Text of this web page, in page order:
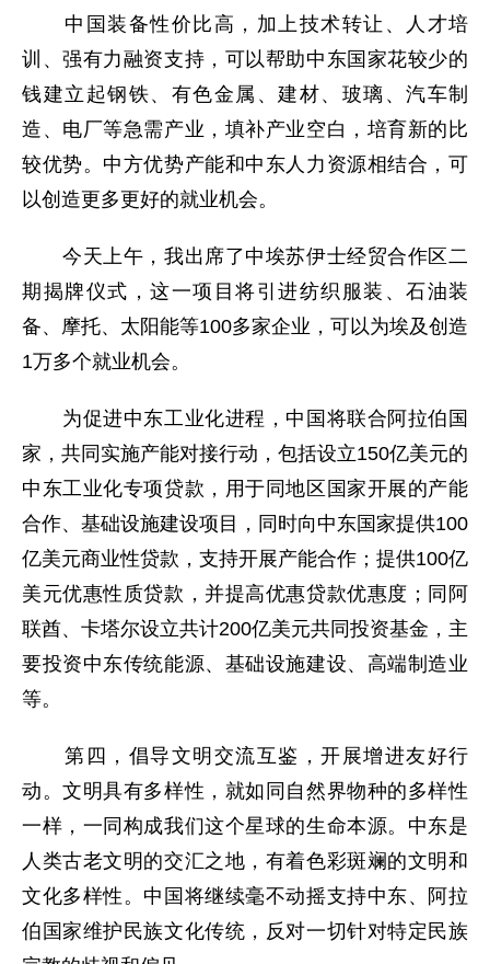
中国装备性价比高，加上技术转让、人才培
训、强有力融资支持，可以帮助中东国家花较少的
钱建立起钢铁、有色金属、建材、玻璃、汽车制
造、电厂等急需产业，填补产业空白，培育新的比
较优势。中方优势产能和中东人力资源相结合，可
以创造更多更好的就业机会。
今天上午，我出席了中埃苏伊士经贸合作区二
期揭牌仪式，这一项目将引进纺织服装、石油装
备、摩托、太阳能等100多家企业，可以为埃及创造
1万多个就业机会。
为促进中东工业化进程，中国将联合阿拉伯国
家，共同实施产能对接行动，包括设立150亿美元的
中东工业化专项贷款，用于同地区国家开展的产能
合作、基础设施建设项目，同时向中东国家提供100
亿美元商业性贷款，支持开展产能合作；提供100亿
美元优惠性质贷款，并提高优惠贷款优惠度；同阿
联酋、卡塔尔设立共计200亿美元共同投资基金，主
要投资中东传统能源、基础设施建设、高端制造业
等。
第四，倡导文明交流互鉴，开展增进友好行
动。文明具有多样性，就如同自然界物种的多样性
一样，一同构成我们这个星球的生命本源。中东是
人类古老文明的交汇之地，有着色彩斑斓的文明和
文化多样性。中国将继续毫不动摇支持中东、阿拉
伯国家维护民族文化传统，反对一切针对特定民族